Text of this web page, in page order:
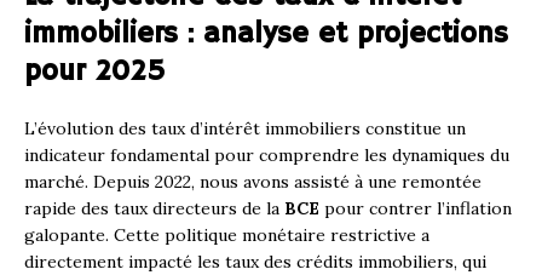
immobiliers : analyse et projections
pour 2025
L’évolution des taux d’intérêt immobiliers constitue un
indicateur fondamental pour comprendre les dynamiques du
marché. Depuis 2022, nous avons assisté à une remontée
rapide des taux directeurs de la BCE pour contrer l’inflation
galopante. Cette politique monétaire restrictive a
directement impacté les taux des crédits immobiliers, qui